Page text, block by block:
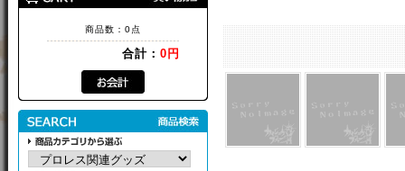
商品数：0点
合計： 0円